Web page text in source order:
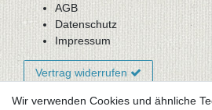
AGB
Datenschutz
Impressum
Vertrag widerrufen
Wir verwenden Cookies und ähnliche